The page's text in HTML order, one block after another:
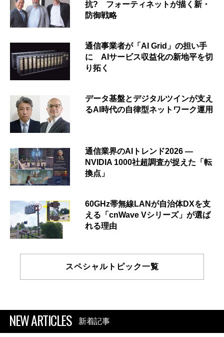
抗? フォーティネットが描く新・
防御戦略
通信事業者が「AI Grid」の担い手
に AIサービス収益化の新地平を切
り拓く
データ基盤とデジタルツインが支え
るAI時代の自律型ネットワーク運用
通信業界のAIトレンド2026 ―
NVIDIA 1000社超調査が捉えた「転
換点」
60GHz帯無線LANが自治体DXを支
える「cnWave Vシリーズ」が選ば
れる理由
スペシャルトピック一覧
NEW ARTICLES 新着記事